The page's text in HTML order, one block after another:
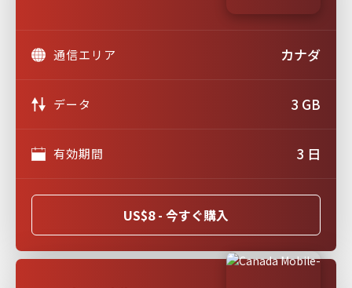
通信エリア カナダ
データ 3 GB
有効期間 3 日
US$8 - 今すぐ購入